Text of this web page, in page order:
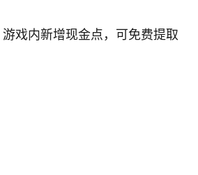
戏内新增现金点，可免费提取